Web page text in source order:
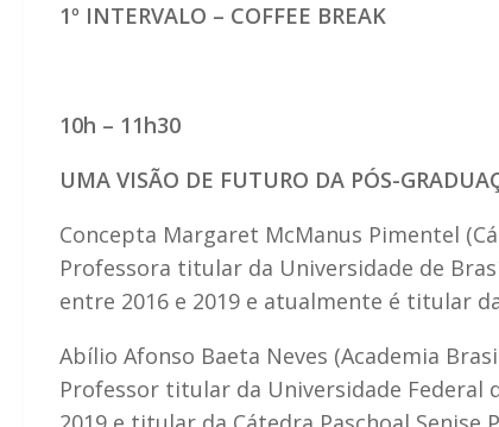
1º INTERVALO – COFFEE BREAK
10h – 11h30
UMA VISÃO DE FUTURO DA PÓS-
Concepta Margaret McManus Pimentel
Professora titular da Universidade de
entre 2016 e 2019 e atualmente é titular
Abílio Afonso Baeta Neves (Academia
Professor titular da Universidade Federal